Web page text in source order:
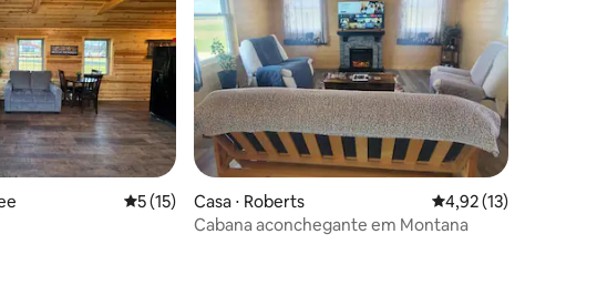
217 avaliações
5 de uma avaliação média de 5, 15 avaliações
5 (15)
Casa ⋅ Roberts 4,92 de uma
4,92 (13)
Cabana aconchegante em Montana